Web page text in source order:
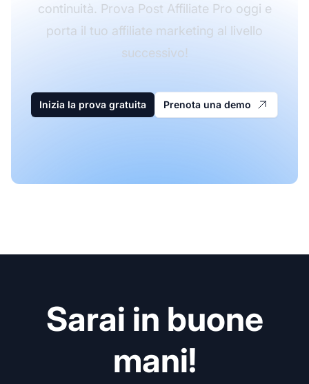
continuità. Prova Post Affiliate Pro oggi e
porta il tuo affiliate marketing al livello
successivo!
Inizia la prova gratuita Prenota una demo
Sarai in buone
mani!